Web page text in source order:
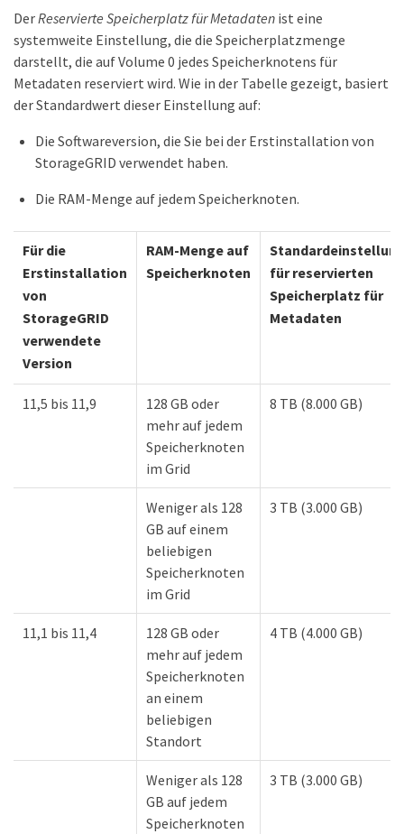
DerReservierte Speicherplatz für Metadaten ist eine
systemweite Einstellung, die die Speicherplatzmenge
darstellt, die auf Volume 0 jedes Speicherknotens für
Metadaten reserviert wird. Wie in der Tabelle gezeigt, basiert
der Standardwert dieser Einstellung auf:
Die Softwareversion, die Sie bei der Erstinstallation von
StorageGRID verwendet haben.
Die RAM-Menge auf jedem Speicherknoten.
Für die
Erstinstallation
von
StorageGRID
verwendete
Version
RAM-Menge auf
Speicherknoten
für reservierten
Speicherplatz für
Metadaten
11,5 bis 11,9
128 GB oder
mehr auf jedem
Speicherknoten
im Grid
8 TB (8.000 GB)
Weniger als 128
GB auf einem
beliebigen
Speicherknoten
im Grid
3 TB (3.000 GB)
11,1 bis 11,4
128 GB oder
mehr auf jedem
Speicherknoten
an einem
beliebigen
Standort
4 TB (4.000 GB)
Weniger als 128
GB auf jedem
Speicherknoten
3 TB (3.000 GB)